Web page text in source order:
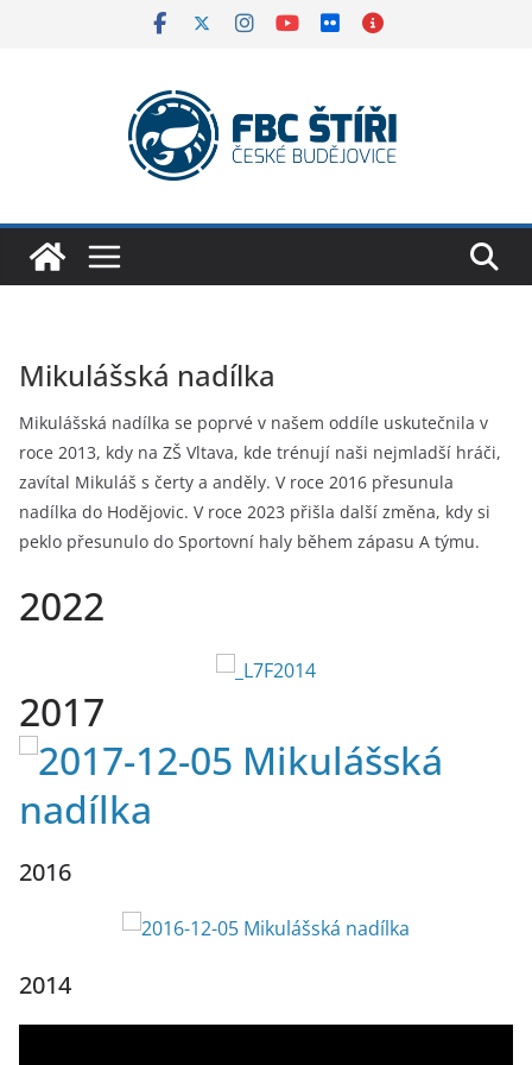
Mikulášská nadílka
Mikulášská nadílka se poprvé v našem oddíle uskutečnila v
roce 2013, kdy na ZŠ Vltava, kde trénují naši nejmladší hráči,
zavítal Mikuláš s čerty a anděly. V roce 2016 přesunula
nadílka do Hodějovic. V roce 2023 přišla další změna, kdy si
peklo přesunulo do Sportovní haly během zápasu A týmu.
2022
2017
2016
2014